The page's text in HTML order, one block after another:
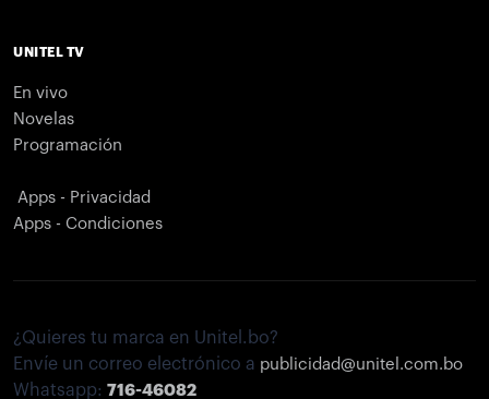
UNITEL TV
En vivo
Novelas
Programación
Apps - Privacidad
Apps - Condiciones
¿Quieres tu marca en Unitel.bo?
Envíe un correo electrónico a publicidad@unitel.com.bo
Whatsapp: 716-46082